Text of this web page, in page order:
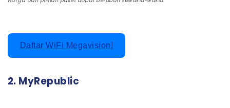
Daftar WiFi Megavision!
2. MyRepublic